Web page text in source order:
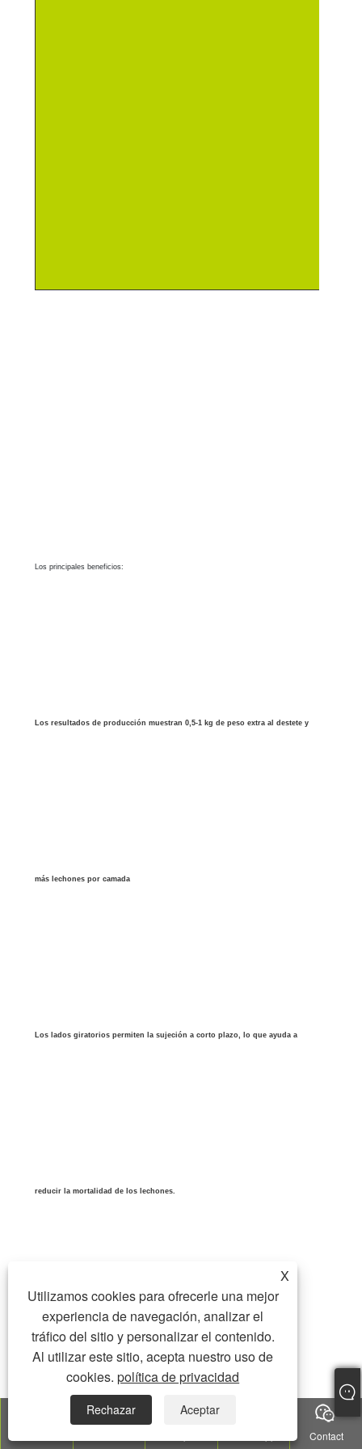
Los principales beneficios:
Los resultados de producción muestran 0,5-1 kg de peso extra al destete y
más lechones por camada
Los lados giratorios permiten la sujeción a corto plazo, lo que ayuda a
reducir la mortalidad de los lechones.
Placa de barrera ajustable en altura en el nido de lechones
Contact
X
Utilizamos cookies para ofrecerle una mejor
experiencia de navegación, analizar el
tráfico del sitio y personalizar el contenido.
Al utilizar este sitio, acepta nuestro uso de
cookies.política de privacidad
Rechazar Aceptar